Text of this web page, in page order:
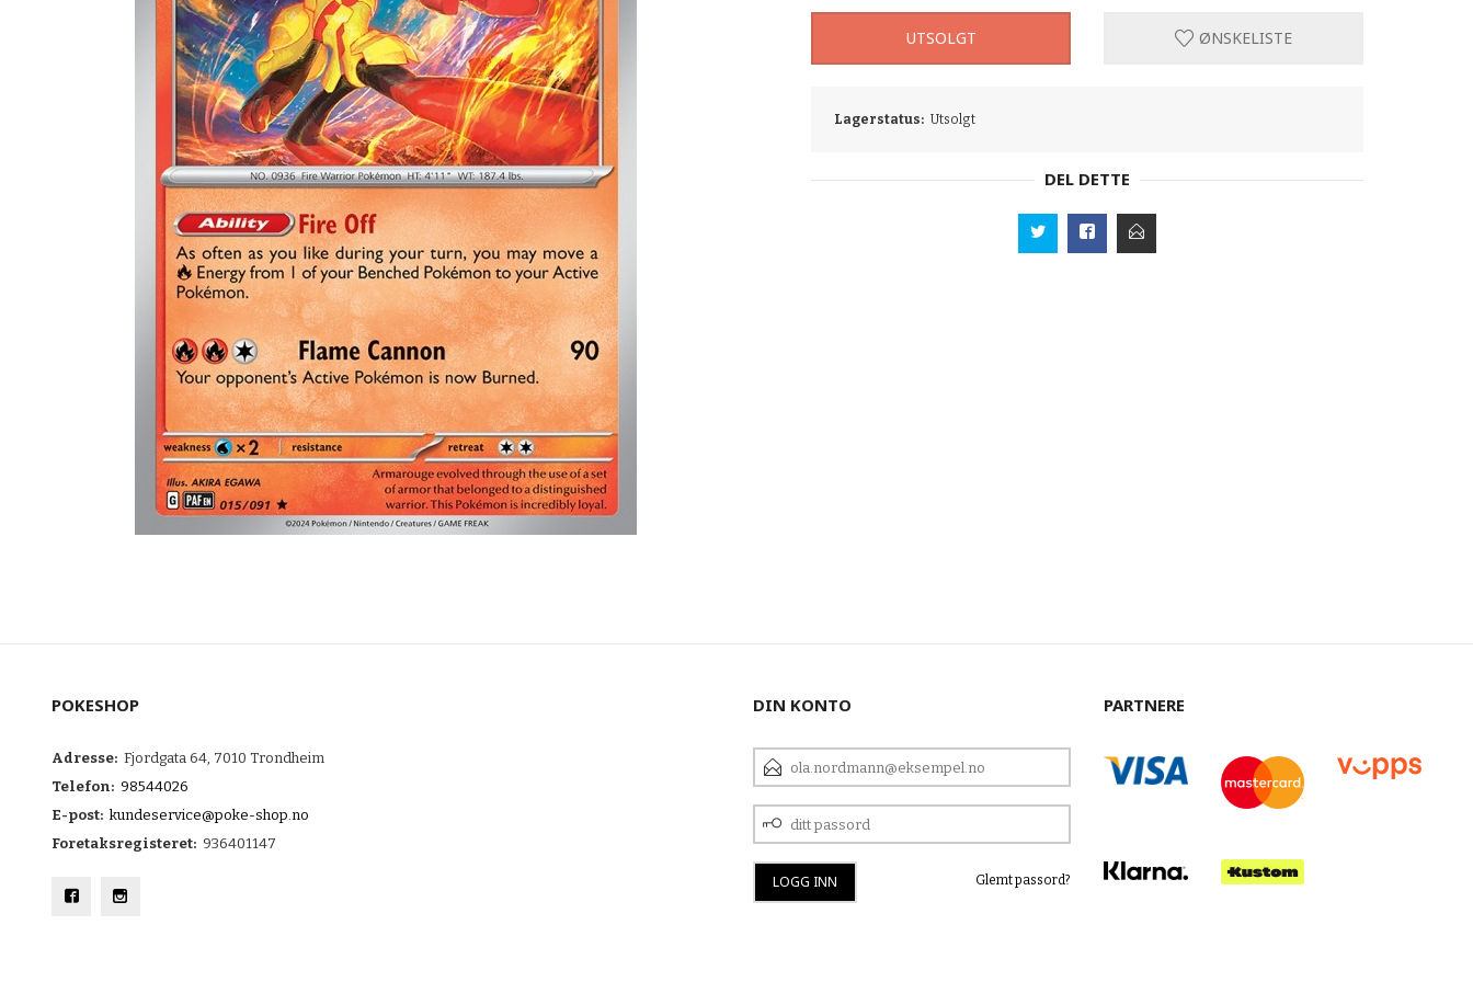
UTSOLGT ØNSKELISTE
Lagerstatus: Utsolgt
DEL DETTE
POKESHOP
Adresse: Fjordgata 64, 7010 Trondheim
Telefon: 98544026
E-post: kundeservice@poke-shop.no
Foretaksregisteret: 936401147
DIN KONTO
POSTADRESSE
DITT
PASSORD
Glemt passord?
PARTNERE